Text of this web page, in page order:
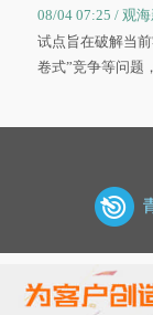
08/04 07:25 / 观
试点旨在破解当
卷式”竞争等问题